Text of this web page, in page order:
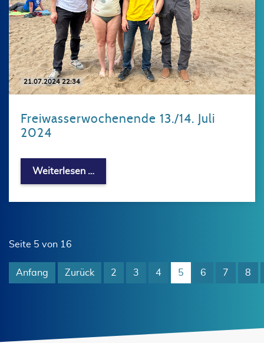
21.07.2024 22:34
Freiwasserwochenende 13./14. Juli
2024
Weiterlesen …Freiwasserwochenende 13./14. Juli
Seite 5 von 16
Anfang Zurück 2 3 4 5 6 7 8